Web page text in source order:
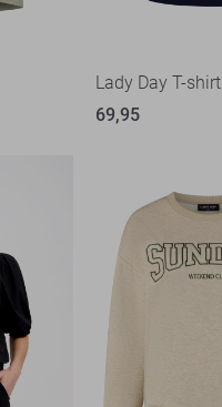
Lady Day T-shirt
69,95